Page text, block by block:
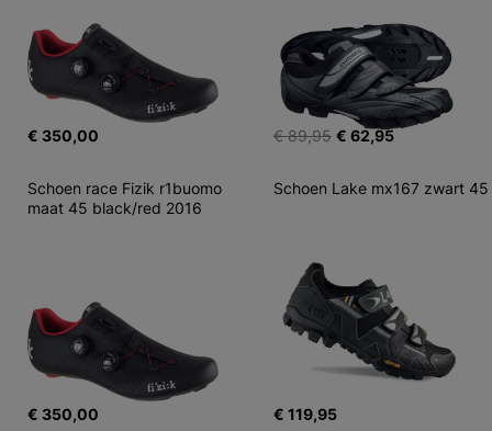
€ 350,00 € 89,95 € 62,95
Schoen race Fizik r1buomo
maat 45 black/red 2016
€ 350,00
Schoen Lake mx167 zwart 45
€ 119,95